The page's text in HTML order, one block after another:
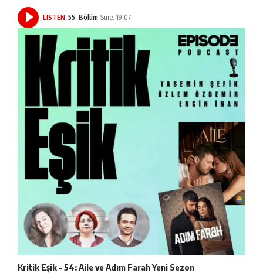
LISTEN 55. Bölüm Süre: 19:07
Kritik Eşik – 54: Aile ve Adım Farah Yeni Sezon